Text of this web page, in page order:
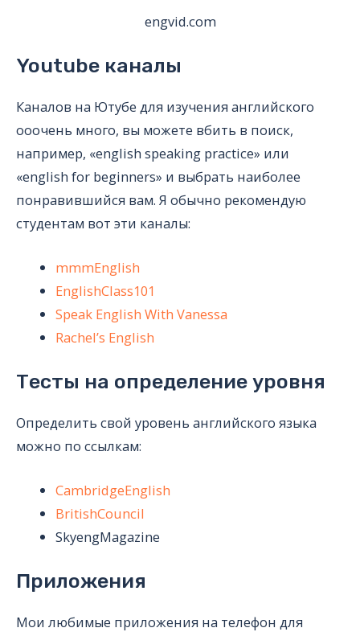
engvid.com
Youtube каналы
Каналов на Ютубе для изучения английского
ооочень много, вы можете вбить в поиск,
например, «english speaking practice» или
«english for beginners» и выбрать наиболее
понравившийся вам. Я обычно рекомендую
студентам вот эти каналы:
mmmEnglish
EnglishClass101
Speak English With Vanessa
Rachel’s English
Тесты на определение уровня
Определить свой уровень английского языка
можно по ссылкам:
CambridgeEnglish
BritishCouncil
SkyengMagazine
Приложения
Мои любимые приложения на телефон для